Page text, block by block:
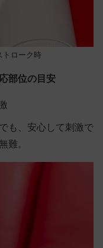
トローク時
部位の目安
も、安心して刺激で
難。